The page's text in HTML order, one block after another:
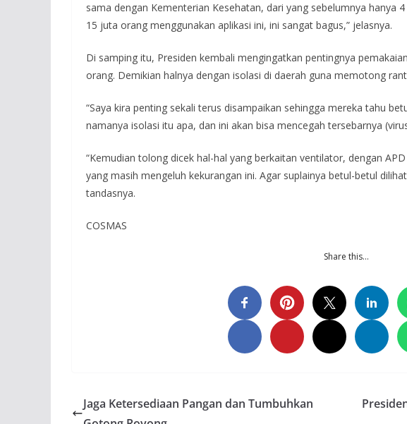
sama dengan Kementerian Kesehatan, dari yang sebelumnya hanya
15 juta orang menggunakan aplikasi ini, ini sangat bagus,” jelasnya.
Di samping itu, Presiden kembali mengingatkan pentingnya
orang. Demikian halnya dengan isolasi di daerah guna memotong
“Saya kira penting sekali terus disampaikan sehingga mereka tahu
namanya isolasi itu apa, dan ini akan bisa mencegah tersebarnya
“Kemudian tolong dicek hal-hal yang berkaitan ventilator, dengan
yang masih mengeluh kekurangan ini. Agar suplainya betul-betul
tandasnya.
COSMAS
Share this…
Jaga Ketersediaan Pangan dan Tumbuhkan